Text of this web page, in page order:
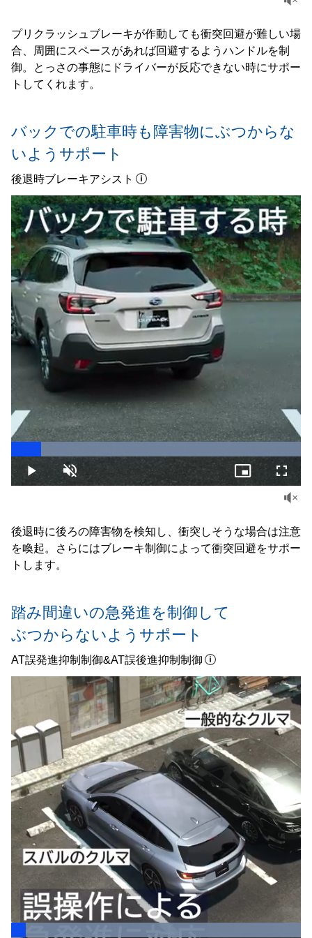
プリクラッシュブレーキが作動しても衝突回避が難しい場
合、周囲にスペースがあれば回避するようハンドルを制
御。とっさの事態にドライバーが反応できない時にサポー
トしてくれます。
バックでの駐車時も障害物にぶつからな
いようサポート
後退時ブレーキアシスト
後退時に後ろの障害物を検知し、衝突しそうな場合は注意
を喚起。さらにはブレーキ制御によって衝突回避をサポー
トします。
Play Unmute
100.00%
Picture-
in-
踏み間違いの急発進を制御して
ぶつからないようサポート
AT誤発進抑制制御&AT誤後進抑制制御